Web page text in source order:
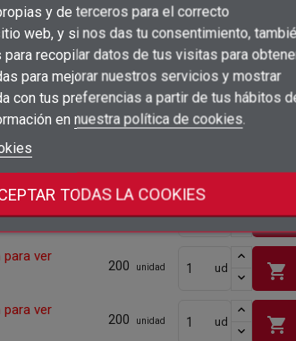
a la lista de deseos×
add_circle_outline
lista de deseos ×
de la lista de deseos
Crear lista de deseos
×
para guardar productos en su lista de deseos.
y de terceros para el correcto
web, y si nos das tu consentimiento,
recopilar datos de tus visitas para
para mejorar nuestros servicios y mostrar
con tus preferencias a partir de tus hábitos
en nuestra política de cookies.
TODAS LA COOKIES
para ver
500 unidad ud shopping_cart
para ver
500 unidad ud shopping_cart
ver
para ver
200 unidad ud shopping_cart
para ver
200 unidad ud shopping_cart
para ver
200 unidad ud shopping_cart